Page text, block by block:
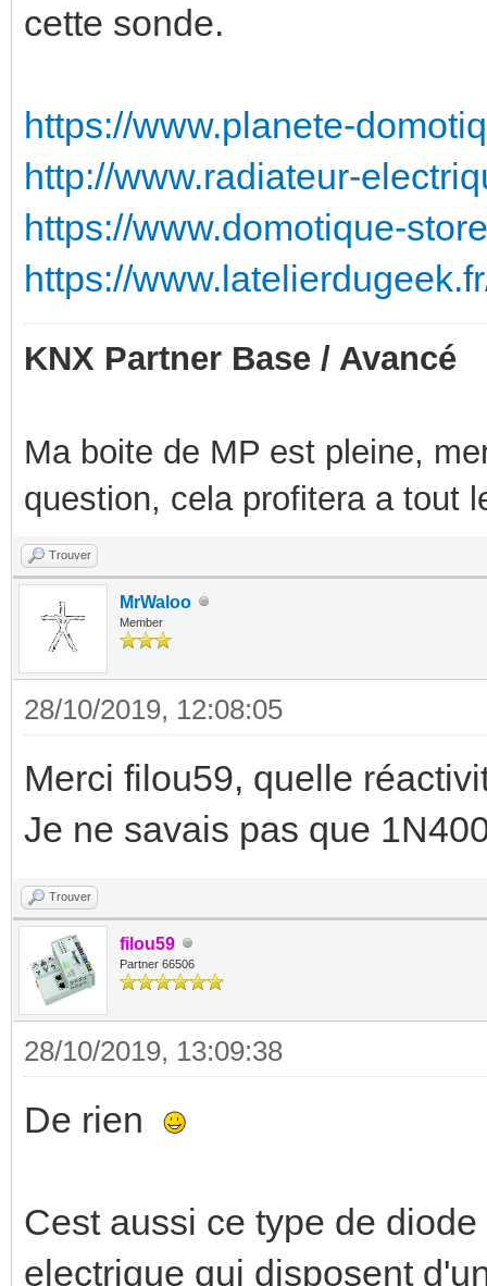
cette sonde.
https://www.planete-
http://www.radiateur-
https://www.domotique-
https://
KNX Partner Base / Avancé
Ma boite de MP est pleine,
question, cela profitera a tout
Trouver
MrWaloo
Member
28/10/2019, 12:08:05
Merci filou59, quelle
Je ne savais pas que
Trouver
filou59
Partner 66506
28/10/2019, 13:09:38
De rien
Cest aussi ce type de
electrique qui disposent